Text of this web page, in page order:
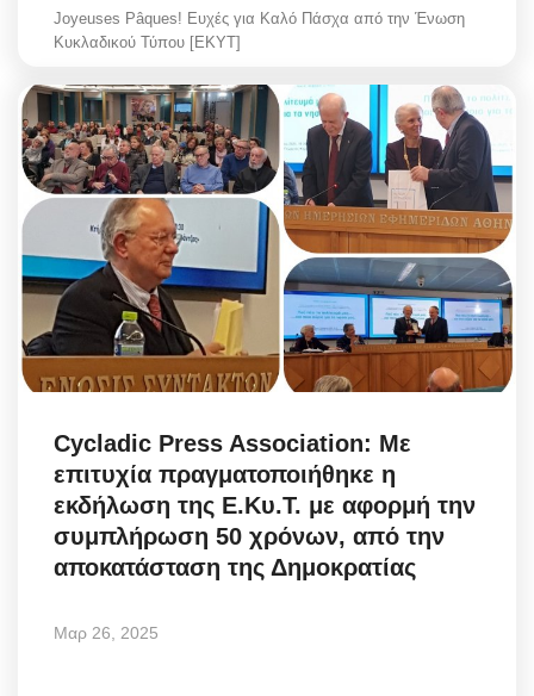
Joyeuses Pâques! Ευχές για Καλό Πάσχα από την Ένωση
Κυκλαδικού Τύπου [EKYT]
Cycladic Press Association: Με
επιτυχία πραγματοποιήθηκε η
εκδήλωση της Ε.Κυ.Τ. με αφορμή την
συμπλήρωση 50 χρόνων, από την
αποκατάσταση της Δημοκρατίας
Μαρ 26, 2025